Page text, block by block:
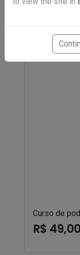
Curso de
R$ 49,00